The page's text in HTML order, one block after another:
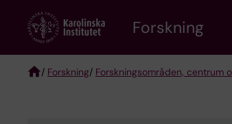
content
Forskning
/ Forskning/ Forskningsområden, centrum